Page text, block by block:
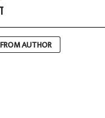
AUTHOR